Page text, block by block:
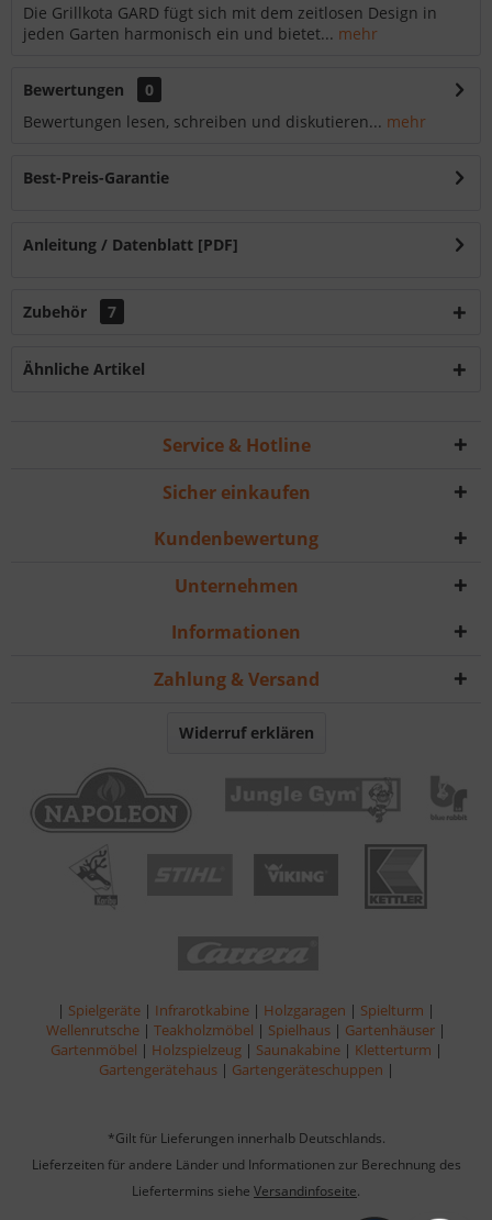
Die Grillkota GARD fügt sich mit dem zeitlosen Design in
jeden Garten harmonisch ein und bietet... mehr
Bewertungen
0
Bewertungen lesen, schreiben und diskutieren... mehr
Best-Preis-Garantie
Anleitung / Datenblatt [PDF]
Zubehör 7
Ähnliche Artikel
Service & Hotline
Sicher einkaufen
Kundenbewertung
Unternehmen
Informationen
Zahlung & Versand
Widerruf erklären
| Spielgeräte | Infrarotkabine | Holzgaragen | Spielturm |
Wellenrutsche | Teakholzmöbel | Spielhaus | Gartenhäuser |
Gartenmöbel | Holzspielzeug | Saunakabine | Kletterturm |
Gartengerätehaus | Gartengeräteschuppen |
*Gilt für Lieferungen innerhalb Deutschlands.
Lieferzeiten für andere Länder und Informationen zur Berechnung des
Liefertermins siehe Versandinfoseite.